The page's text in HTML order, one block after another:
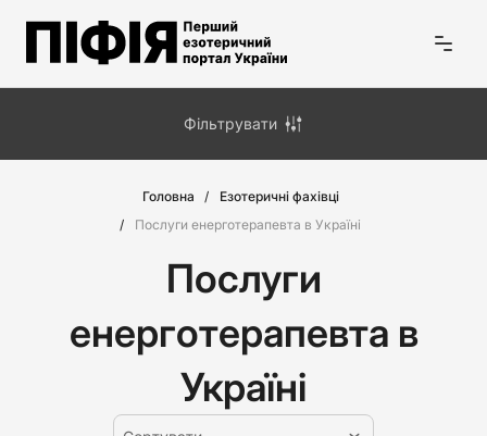
Головна
Езотеричні фахівці
Послуги енерготерапевта в Україні
Послуги
енерготерапевта в
Україні
Фільтрувати